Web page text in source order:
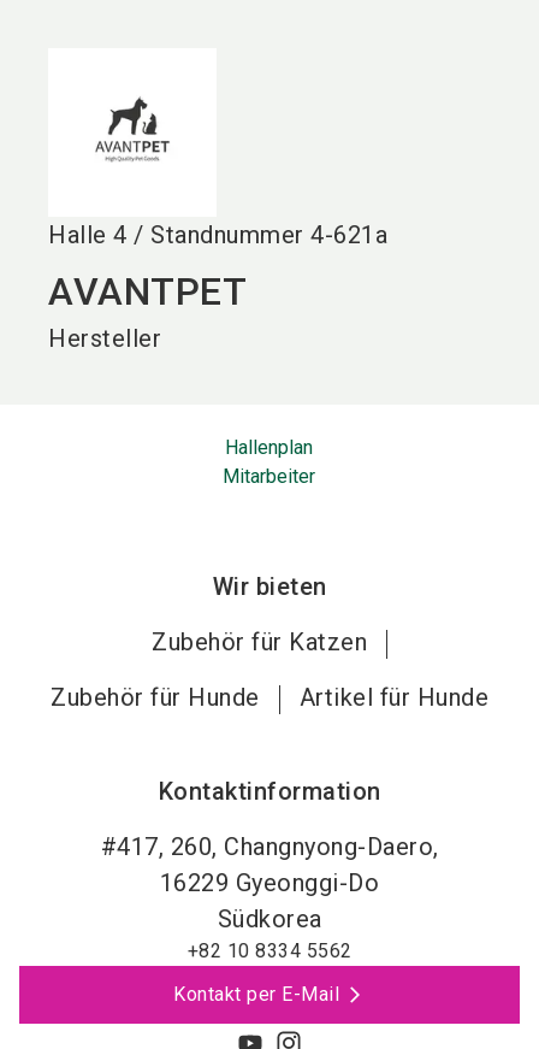
Halle 4 / Standnummer 4-621a
AVANTPET
Hersteller
Hallenplan
Mitarbeiter
Wir bieten
Zubehör für Katzen
Zubehör für Hunde
Artikel für Hunde
Kontaktinformation
#417, 260, Changnyong-Daero,
16229 Gyeonggi-Do
Südkorea
+82 10 8334 5562
Kontakt per E-Mail